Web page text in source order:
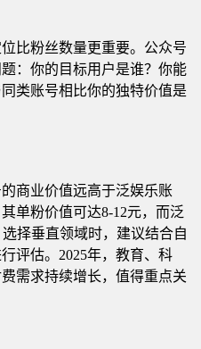
比粉丝数量更重要。公众号
：你的目标用户是谁？你能
类账号相比你的独特价值是
商业价值远高于泛娱乐账
单粉价值可达8-12元，而泛
择垂直领域时，建议结合自
评估。2025年，教育、科
需求持续增长，值得重点关